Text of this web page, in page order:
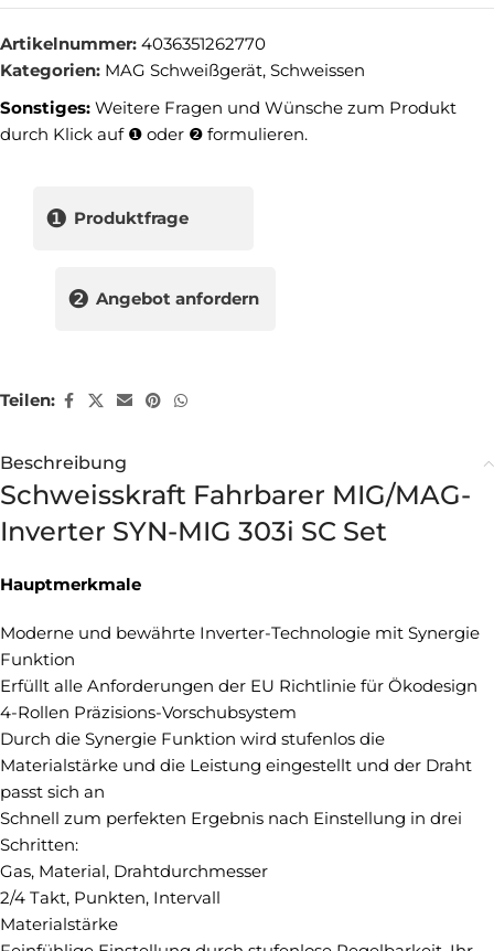
Artikelnummer: 4036351262770
Kategorien: MAG Schweißgerät, Schweissen
Sonstiges: Weitere Fragen und Wünsche zum Produkt
durch Klick auf ❶ oder ❷ formulieren.
❶ Produktfrage
❷ Angebot anfordern
Teilen:
Beschreibung
Schweisskraft Fahrbarer MIG/MAG-
Inverter SYN-MIG 303i SC Set
Hauptmerkmale
Moderne und bewährte Inverter-Technologie mit Synergie
Funktion
Erfüllt alle Anforderungen der EU Richtlinie für Ökodesign
4-Rollen Präzisions-Vorschubsystem
Durch die Synergie Funktion wird stufenlos die
Materialstärke und die Leistung eingestellt und der Draht
passt sich an
Schnell zum perfekten Ergebnis nach Einstellung in drei
Schritten:
Gas, Material, Drahtdurchmesser
2/4 Takt, Punkten, Intervall
Materialstärke